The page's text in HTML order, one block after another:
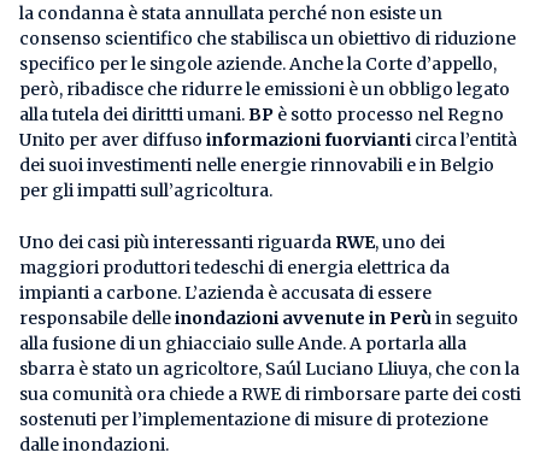
la condanna è stata annullata perché non esiste un
consenso scientifico che stabilisca un obiettivo di riduzione
specifico per le singole aziende. Anche la Corte d’appello,
però, ribadisce che ridurre le emissioni è un obbligo legato
alla tutela dei dirittti umani.BP è sotto processo nel Regno
Unito per aver diffuso informazioni fuorvianti circa l’entità
dei suoi investimenti nelle energie rinnovabili e in Belgio
per gli impatti sull’agricoltura.
Uno dei casi più interessanti riguarda RWE, uno dei
maggiori produttori tedeschi di energia elettrica da
impianti a carbone. L’azienda è accusata di essere
responsabile delleinondazioni avvenute in Perùin seguito
alla fusione di un ghiacciaio sulle Ande. A portarla alla
sbarra è stato un agricoltore, Saúl Luciano Lliuya, che con la
sua comunità ora chiede a RWE di rimborsare parte dei costi
sostenuti per l’implementazione di misure di protezione
dalle inondazioni.